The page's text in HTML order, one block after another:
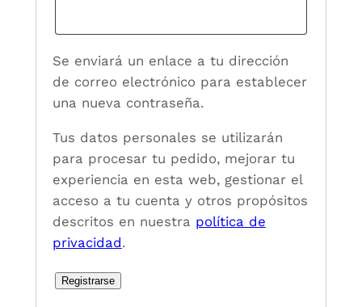
Se enviará un enlace a tu dirección
de correo electrónico para establecer
una nueva contraseña.
Tus datos personales se utilizarán
para procesar tu pedido, mejorar tu
experiencia en esta web, gestionar el
acceso a tu cuenta y otros propósitos
descritos en nuestra política de
privacidad.
Registrarse